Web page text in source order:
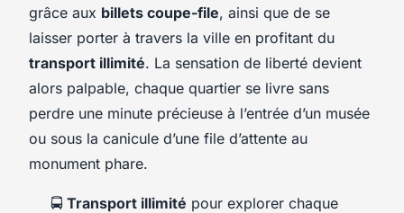
grâce aux billets coupe-file, ainsi que de se
laisser porter à travers la ville en profitant du
transport illimité. La sensation de liberté devient
alors palpable, chaque quartier se livre sans
perdre une minute précieuse à l’entrée d’un musée
ou sous la canicule d’une file d’attente au
monument phare.
🚍 Transport illimité pour explorer chaque